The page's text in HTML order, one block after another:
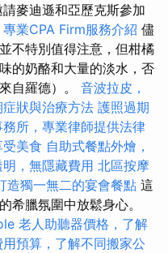
麥迪遜和亞歷克斯參加
專業CPA Firm服務介紹 儘
不特別值得注意，但柑橘
的奶酪和大量的淡水，否
自羅德）。 音波拉皮，
狀與治療方法 護照過期
所，專業律師提供法律
美食 自助式餐點外燴，
，無隱藏費用 北區按摩
造獨一無二的宴會餐點 這
希臘氛圍中放鬆身心。
老人助聽器價格，了解
預算，了解不同搬家公